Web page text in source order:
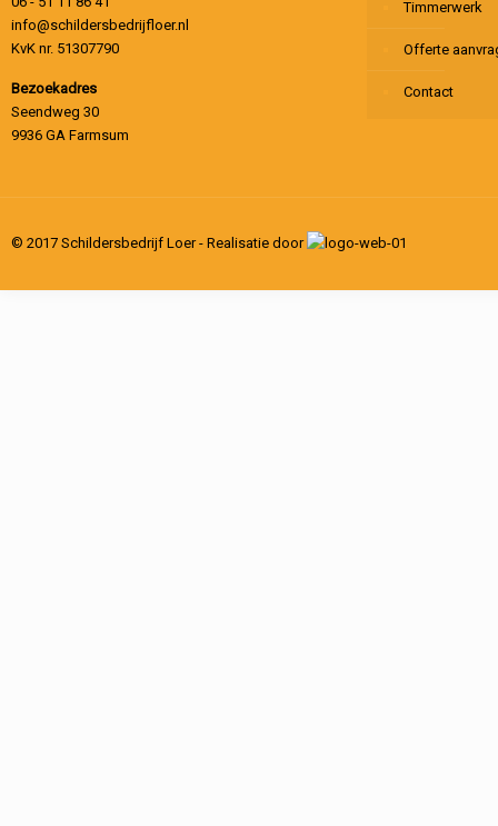
info@schildersbedrijfloer.nl
KvK nr. 51307790
Bezoekadres
Seendweg 30
9936 GA Farmsum
Timmerwerk
Offerte
Contact
© 2017 Schildersbedrijf Loer - Realisatie door